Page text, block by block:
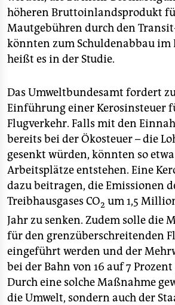
höheren Bruttoinlandsprodukt
Mautgebühren durch den
könnten zum Schuldenabbau im
heißt es in der Studie.
Das Umweltbundesamt fordert
Einführung einer Kerosinsteuer
Flugverkehr. Falls mit den
bereits bei der Ökosteuer – die
gesenkt würden, könnten so
Arbeitsplätze entstehen. Eine
dazu beitragen, die Emissionen
Treibhausgases CO2 um 1,5
Jahr zu senken. Zudem solle die
für den grenzüberschreitenden
eingeführt werden und der
bei der Bahn von 16 auf 7
Durch eine solche Maßnahme
die Umwelt, sondern auch der